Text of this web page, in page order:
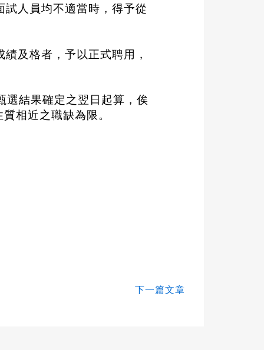
人員均不適當時，得予從
及格者，予以正式聘用，
選結果確定之翌日起算，俟
相近之職缺為限。
下一篇文章